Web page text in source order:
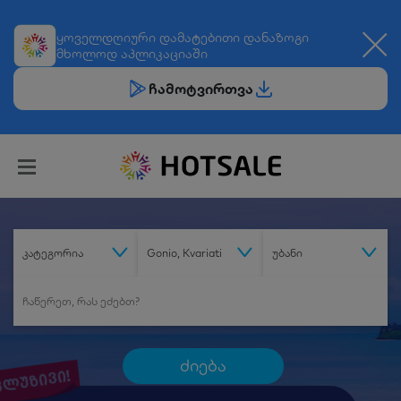
ყოველდღიური დამატებითი დანაზოგი
მხოლოდ აპლიკაციაში
ჩამოტვირთვა
კატეგორია Gonio, Kvariati უბანი
ძიება